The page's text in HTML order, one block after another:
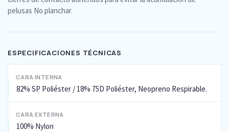
pelusas No planchar.
ESPECIFICACIONES TÉCNICAS
CARA INTERNA
82% SP Poliéster / 18% 75D Poliéster, Neopreno Respirable.
CARA EXTERNA
100% Nylon